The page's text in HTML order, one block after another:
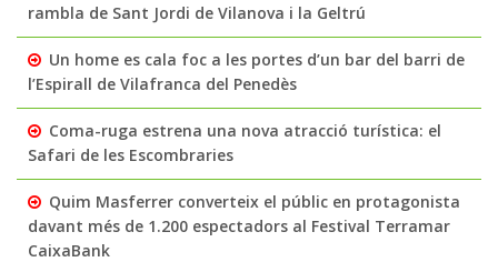
rambla de Sant Jordi de Vilanova i la Geltrú
Un home es cala foc a les portes d’un bar del barri de
l’Espirall de Vilafranca del Penedès
Coma-ruga estrena una nova atracció turística: el
Safari de les Escombraries
Quim Masferrer converteix el públic en protagonista
davant més de 1.200 espectadors al Festival Terramar
CaixaBank